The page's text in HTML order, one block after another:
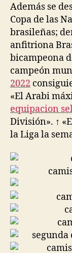
Además se
Copa de las
brasileñas;
anfitriona
bicampeona
campeón
2022
«El Arabi
equipacion
División». ↑
la Liga la